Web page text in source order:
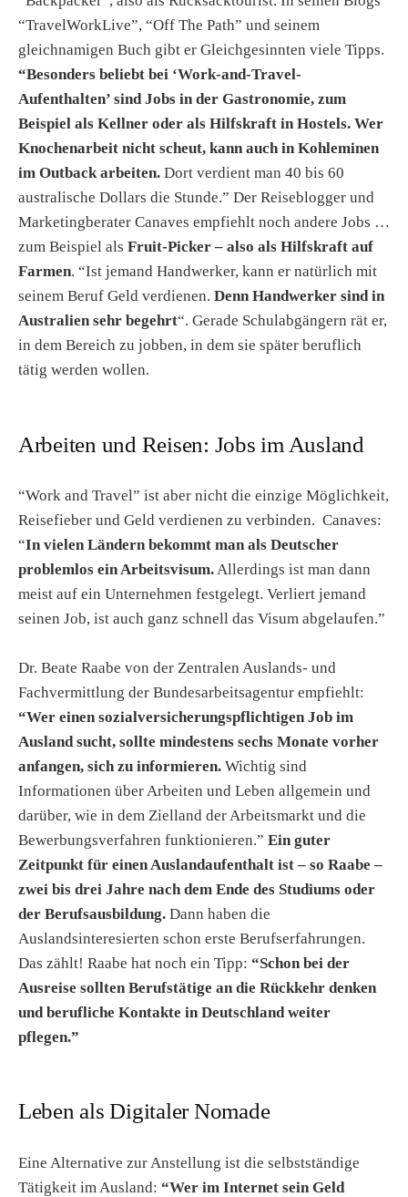
“TravelWorkLive”, “Off The Path” und seinem
gleichnamigen Buch gibt er Gleichgesinnten viele Tipps.
“Besonders beliebt bei ‘Work-and-Travel-
Aufenthalten’ sind Jobs in der Gastronomie, zum
Beispiel als Kellner oder als Hilfskraft in Hostels. Wer
Knochenarbeit nicht scheut, kann auch in Kohleminen
im Outback arbeiten. Dort verdient man 40 bis 60
australische Dollars die Stunde.” Der Reiseblogger und
Marketingberater Canaves empfiehlt noch andere Jobs …
zum Beispiel als Fruit-Picker – also als Hilfskraft auf
Farmen. “Ist jemand Handwerker, kann er natürlich mit
seinem Beruf Geld verdienen. Denn Handwerker sind in
Australien sehr begehrt“. Gerade Schulabgängern rät er,
in dem Bereich zu jobben, in dem sie später beruflich
tätig werden wollen.
Arbeiten und Reisen: Jobs im Ausland
“Work and Travel” ist aber nicht die einzige Möglichkeit,
Reisefieber und Geld verdienen zu verbinden. Canaves:
“In vielen Ländern bekommt man als Deutscher
problemlos ein Arbeitsvisum. Allerdings ist man dann
meist auf ein Unternehmen festgelegt. Verliert jemand
seinen Job, ist auch ganz schnell das Visum abgelaufen.”
Dr. Beate Raabe von der Zentralen Auslands- und
Fachvermittlung der Bundesarbeitsagentur empfiehlt:
“Wer einen sozialversicherungspflichtigen Job im
Ausland sucht, sollte mindestens sechs Monate vorher
anfangen, sich zu informieren. Wichtig sind
Informationen über Arbeiten und Leben allgemein und
darüber, wie in dem Zielland der Arbeitsmarkt und die
Bewerbungsverfahren funktionieren.” Ein guter
Zeitpunkt für einen Auslandaufenthalt ist – so Raabe –
zwei bis drei Jahre nach dem Ende des Studiums oder
der Berufsausbildung. Dann haben die
Auslandsinteresierten schon erste Berufserfahrungen.
Das zählt! Raabe hat noch ein Tipp: “Schon bei der
Ausreise sollten Berufstätige an die Rückkehr denken
und berufliche Kontakte in Deutschland weiter
pflegen.”
Leben als Digitaler Nomade
Eine Alternative zur Anstellung ist die selbstständige
Tätigkeit im Ausland: “Wer im Internet sein Geld